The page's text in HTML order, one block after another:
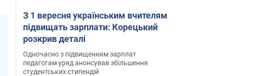
З 1 вересня українським вчителям
підвищать зарплати: Корецький
розкрив деталі
Одночасно з підвищенням зарплат
педагогам уряд анонсував збільшення
студентських стипендій